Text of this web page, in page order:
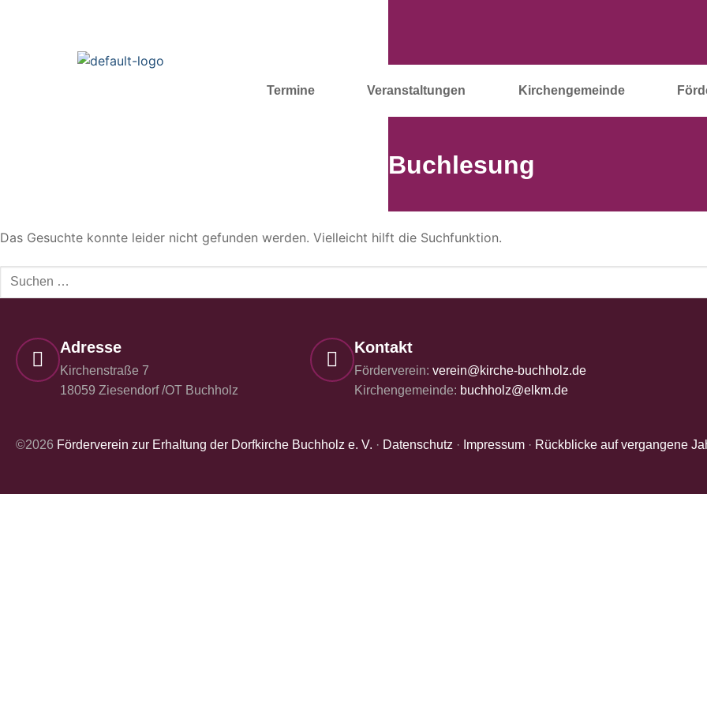
Termine Veranstaltungen Kirchengemeinde
Buchlesung
Das Gesuchte konnte leider nicht gefunden werden. Vielleicht hilft die Suchfunktion.
Adresse
Kirchenstraße 7
18059 Ziesendorf /OT Buchholz
Kontakt
Förderverein:verein@kirche-buchholz.de
Kirchengemeinde: buchholz@elkm.de
©2026 Förderverein zur Erhaltung der Dorfkirche Buchholz e. V. · Datenschutz · Impressum · Rückblicke auf vergangene